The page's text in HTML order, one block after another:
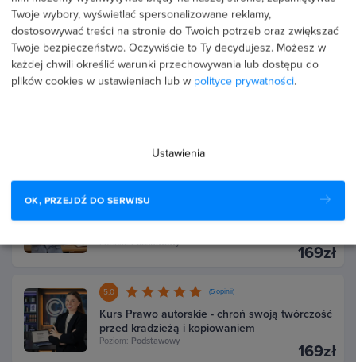
Kurs Umowy biznesowe - zawieraj kontrakty
bez ryzyka i pułapek
Poziom: Podstawowy
169zł
Poziom:Podstawowy
169zł
5.0 (5 opinii)
Kurs Prawo autorskie - chroń swoją twórczość
przed kradzieżą i kopiowaniem
Poziom: Podstawowy
169zł
Twoje wybory, wyświetlać spersonalizowane reklamy,
dostosowywać treści na stronie do Twoich potrzeb oraz zwiększać
Twoje bezpieczeństwo. Oczywiście to Ty decydujesz. Możesz w
każdej chwili określić warunki przechowywania lub dostępu do
plików cookies w ustawieniach lub w polityce prywatności.
Ustawienia
OK, PRZEJDŹ DO SERWISU